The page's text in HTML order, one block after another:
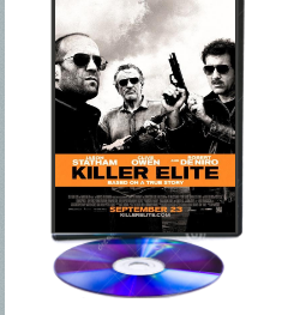
ELITE
Tres antiguos miembros de
las fuerzas especiales son
contratados por un jeque
árabe para matar a tres
miembros del SAS
(Servicio Especial Aéreo
británico), culpables de la
muerte de tres de ... Más